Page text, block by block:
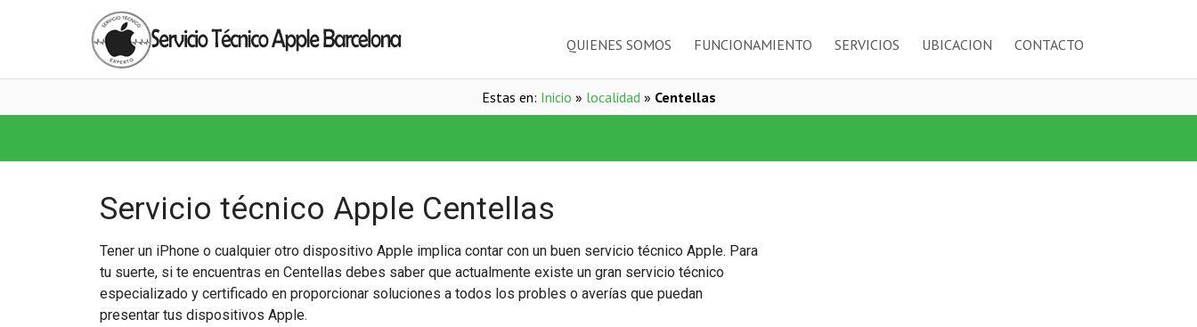
QUIENES SOMOS FUNCIONAMIENTO SERVICIOS UBICACION CONTACTO
Estas en: Inicio » localidad» Centellas
Servicio técnico Apple Centellas
Tener un iPhone o cualquier otro dispositivo Apple implica contar con un buen servicio técnico Apple. Para
tu suerte, si te encuentras en Centellas debes saber que actualmente existe un gran servicio técnico
especializado y certificado en proporcionar soluciones a todos los probles o averías que puedan
presentar tus dispositivos Apple.